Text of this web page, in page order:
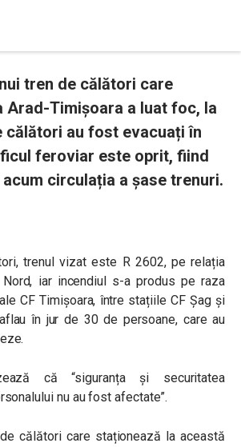
tren de călători care
Arad-Timișoara a luat foc, la
călători au fost evacuați în
feroviar este oprit, fiind
circulația a șase trenuri.
trenul vizateste R 2602, pe relația
iar incendiul s-a produs pe raza
CF Timișoara, între stațiile CF Șag și
în jur de 30 de persoane, care au
că “siguranța și securitatea
nu au fost afectate”.
călători care staționează la această